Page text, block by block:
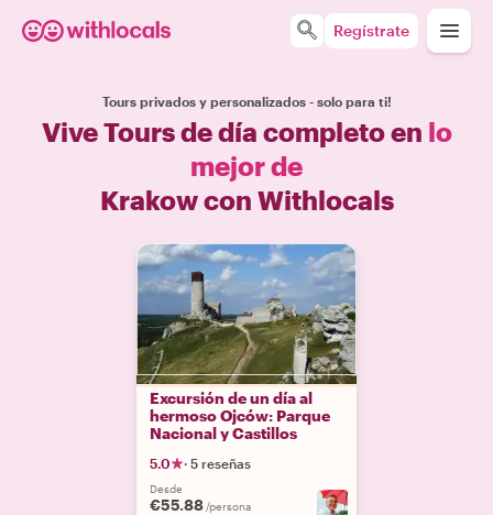
Regístrate
Tours privados y personalizados - solo para ti!
Vive Tours de día completo en lo
mejor de
Krakow con Withlocals
Excursión de un día al
hermoso Ojców: Parque
Nacional y Castillos
5.0 · 5 reseñas
Desde
€55.88 /persona